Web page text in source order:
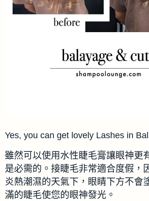
Yes, you can get lovely Lashes in
雖然可以使用水性睫毛膏讓眼神更
是必需的。接睫毛非常適合度假，
炎熱潮濕的天氣下，眼睛下方不會
滿的睫毛使您的眼神發光。